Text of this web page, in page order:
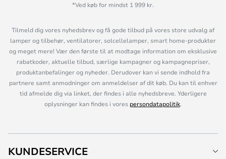
*Ved køb for mindst 1 999 kr.
Tilmeld dig vores nyhedsbrev og få gode tilbud på vores store udvalg af
lamper og tilbehør, ventilatorer, solcellelamper, smart home-produkter
og meget mere! Vær den første til at modtage information om eksklusive
rabatkoder, aktuelle tilbud, særlige kampagner og kampagnepriser,
produktanbefalinger og nyheder. Derudover kan vi sende indhold fra
partnere samt anmodninger om anmeldelser af dit køb. Du kan til enhver
tid afmelde dig via linket, der findes i alle nyhedsbreve. Yderligere
oplysninger kan findes i vores persondatapolitik.
KUNDESERVICE